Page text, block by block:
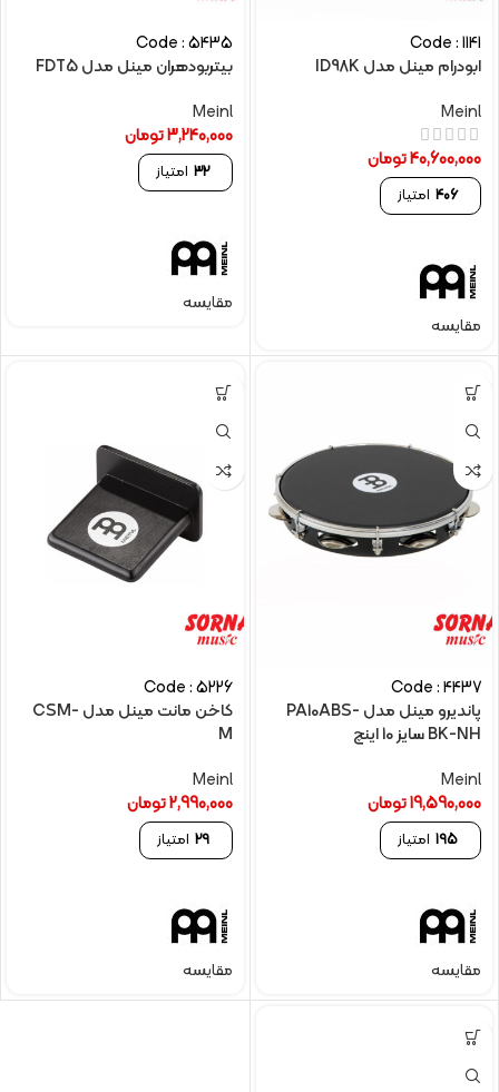
Code : 1141
ابودرام مینل مدل ID98K
Meinl
40,600,000تومان
406 امتیاز
مقایسه
Code : 5435
بیتربودهران مینل مدل FDT5
Meinl
3,240,000تومان
32 امتیاز
مقایسه
Code : 4437
پاندیرو مینل مدل PA10ABS-
BK-NH سایز 10 اینچ
Meinl
19,590,000تومان
195 امتیاز
مقایسه
Code : 5226
کاخن مانت مینل مدل CSM-
M
Meinl
2,990,000تومان
29 امتیاز
مقایسه